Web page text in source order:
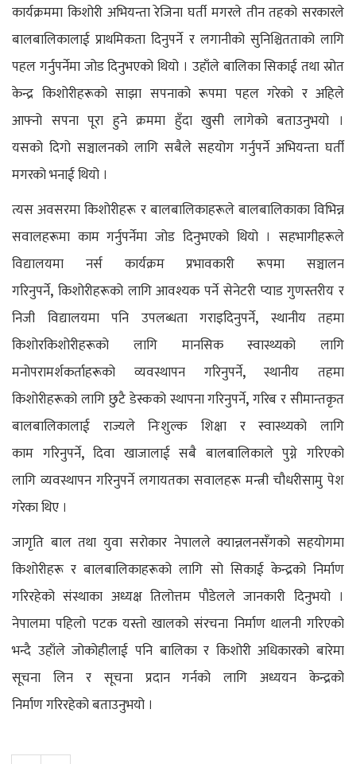
कार्यक्रममा किशोरी अभियन्ता रेजिना घर्ती मगरले तीन तहको सरकारले
बालबालिकालाई प्राथमिकता दिनुपर्ने र लगानीको सुनिश्चितताको लागि
पहलगर्नुपर्नेमा जोड दिनुभएको थियो । उहाँले बालिकासिकाई तथा स्रोत
केन्द्र किशोरीहरूको साझा सपनाको रूपमा पहल गरेको र अहिले
आफ्नो सपना पूरा हुने क्रममा हुँदा खुसी लागेको बताउनुभयो ।
यसको दिगो सञ्चालनको लागि सबैले सहयोग गर्नुपर्ने अभियन्ता घर्ती
मगरको भनाई थियो ।
त्यस अवसरमा किशोरीहरू र बालबालिकाहरूले बालबालिकाका विभिन्न
सवालहरूमा काम गर्नुपर्नेमा जोड दिनुभएको थियो । सहभागीहरूले
विद्यालयमा नर्स कार्यक्रम
प्रभावकारी रूपमा सञ्चालन
गरिनुपर्ने, किशोरीहरूको लागि आवश्यक पर्ने सेनेटरी प्याड गुणस्तरीय र
निजी विद्यालयमा पनि उपलब्धता गराइदिनुपर्ने, स्थानीय तहमा
किशोरकिशोरीहरूको लागि मानसिक स्वास्थ्यको
लागि
मनोपरामर्शकर्ताहरूको व्यवस्थापन गरिनुपर्ने,स्थानीय
तहमा
किशोरीहरूको लागि छुटै डेस्कको स्थापना गरिनुपर्ने,गरिबर सीमान्तकृत
बालबालिकालाई राज्यले निःशुल्क शिक्षा र स्वास्थ्यको लागि
काम गरिनुपर्ने,दिवा खाजालाई सबै बालबालिकाले पुग्ने गरिएको
लागि व्यवस्थापन गरिनुपर्ने लगायतका सवालहरू मन्त्री चौधरीसामु पेश
गरेका थिए ।
जागृति बाल तथा युवा सरोकार नेपालले क्यान्नलनसँगको सहयोगमा
किशोरीहरू र बालबालिकाहरूको लागि सो सिकाई केन्द्रको निर्माण
गरिरहेको संस्थाका अध्यक्ष तिलोत्तम पौडेलले जानकारी दिनुभयो ।
नेपालमा पहिलो पटक यस्तो खालको संरचना निर्माण थालनी गरिएको
भन्दै उहाँले जोकोहीलाई पनि बालिका र किशोरी अधिकारको बारेमा
सूचना लिन र सूचना प्रदान गर्नको लागि अध्ययन केन्द्रको
निर्माणगरिरहेको बताउनुभयो ।